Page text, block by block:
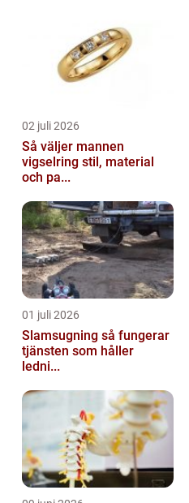
02 juli 2026
Så väljer mannen
vigselring stil, material
och pa...
01 juli 2026
Slamsugning så fungerar
tjänsten som håller
ledni...